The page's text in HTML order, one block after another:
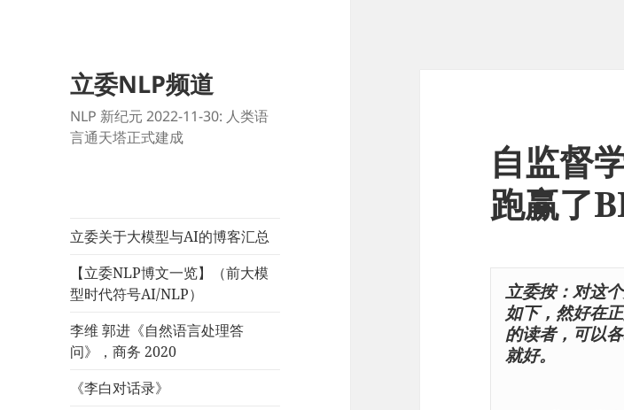
立委NLP频道
NLP 新纪元 2022-11-30: 人类语
言通天塔正式建成
立委关于大模型与AI的博客汇总
【立委NLP博文一览】（前大模
型时代符号AI/NLP）
李维 郭进《自然语言处理答
问》，商务 2020
《李白对话录》
自监督
跑赢了
立委按：对这
如下，然好在
的读者，可以
就好。